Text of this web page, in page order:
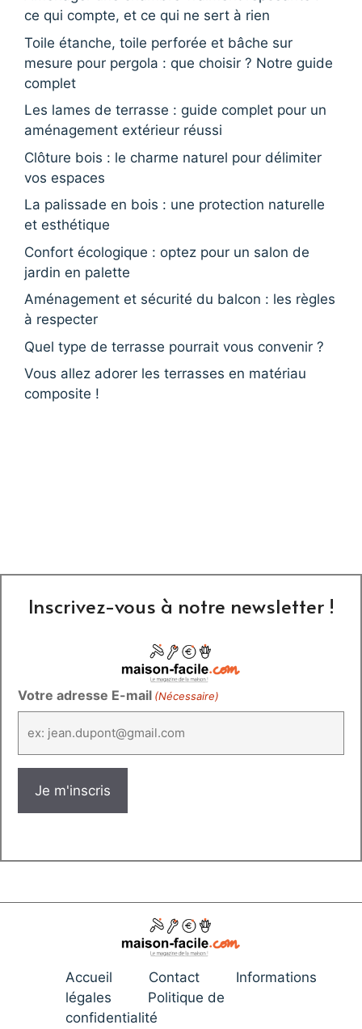
ce qui compte, et ce qui ne sert à rien
Toile étanche, toile perforée et bâche sur
mesure pour pergola : que choisir ? Notre guide
complet
Les lames de terrasse : guide complet pour un
aménagement extérieur réussi
Clôture bois : le charme naturel pour délimiter
vos espaces
La palissade en bois : une protection naturelle
et esthétique
Confort écologique : optez pour un salon de
jardin en palette
Aménagement et sécurité du balcon : les règles
à respecter
Quel type de terrasse pourrait vous convenir ?
Vous allez adorer les terrasses en matériau
composite !
Inscrivez-vous à notre newsletter !
Votre adresse E-mail (Nécessaire)
Accueil Contact
Informations
légales
Politique de
confidentialité